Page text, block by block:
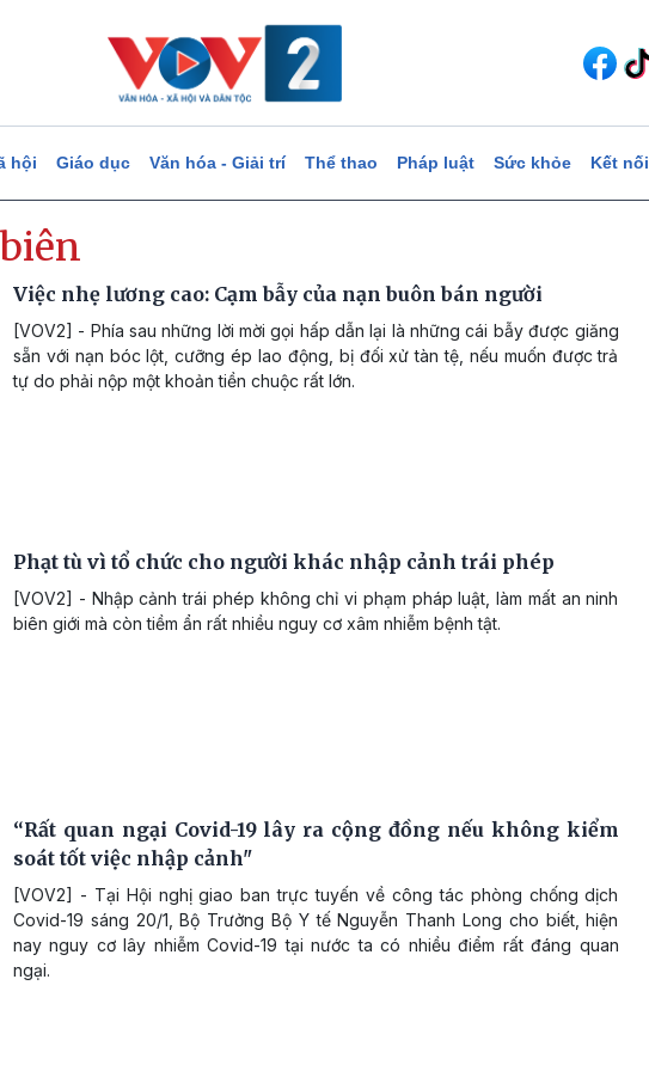
hội Giáo dục Văn hóa - Giải trí Thể thao Pháp luật Sức khỏe Kết nối
Việc nhẹ lương cao: Cạm bẫy của nạn buôn bán người
[VOV2] - Phía sau những lời mời gọi hấp dẫn lại là những cái bẫy được giăng
sẵn với nạn bóc lột, cưỡng ép lao động, bị đối xử tàn tệ, nếu muốn được trả
tự do phải nộp một khoản tiền chuộc rất lớn.
Phạt tù vì tổ chức cho người khác nhập cảnh trái phép
[VOV2] - Nhập cảnh trái phép không chỉ vi phạm pháp luật, làm mất an ninh
biên giới mà còn tiềm ẩn rất nhiều nguy cơ xâm nhiễm bệnh tật.
“Rất quan ngại Covid-19 lây ra cộng đồng nếu không kiểm
soát tốt việc nhập cảnh"
[VOV2] - Tại Hội nghị giao ban trực tuyến về công tác phòng chống dịch
Covid-19 sáng 20/1, Bộ Trưởng Bộ Y tế Nguyễn Thanh Long cho biết, hiện
nay nguy cơ lây nhiễm Covid-19 tại nước ta có nhiều điểm rất đáng quan
ngại.